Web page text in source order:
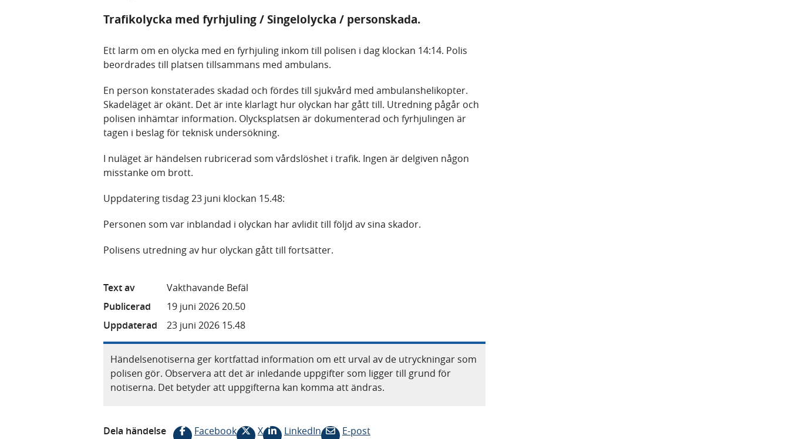
Trafikolycka med fyrhjuling / Singelolycka / personskada.
Ett larm om en olycka med en fyrhjuling inkom till polisen i dag klockan 14:14. Polis
beordrades till platsen tillsammans med ambulans.
En person konstaterades skadad och fördes till sjukvård med ambulanshelikopter.
Skadeläget är okänt. Det är inte klarlagt hur olyckan har gått till. Utredning pågår och
polisen inhämtar information. Olycksplatsen är dokumenterad och fyrhjulingen är
tagen i beslag för teknisk undersökning.
I nuläget är händelsen rubricerad som vårdslöshet i trafik. Ingen är delgiven någon
misstanke om brott.
Uppdatering tisdag 23 juni klockan 15.48:
Personen som var inblandad i olyckan har avlidit till följd av sina skador.
Polisens utredning av hur olyckan gått till fortsätter.
Text av
Vakthavande Befäl
Publicerad
19 juni 2026 20.50
Uppdaterad
23 juni 2026 15.48
Händelsenotiserna ger kortfattad information om ett urval av de utryckningar som
polisen gör. Observera att det är inledande uppgifter som ligger till grund för
notiserna. Det betyder att uppgifterna kan komma att ändras.
Dela händelse Facebook X LinkedIn E-post